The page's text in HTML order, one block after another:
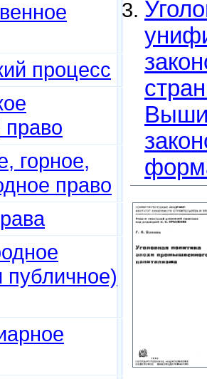
процесс
право
горное,
право
публичное)